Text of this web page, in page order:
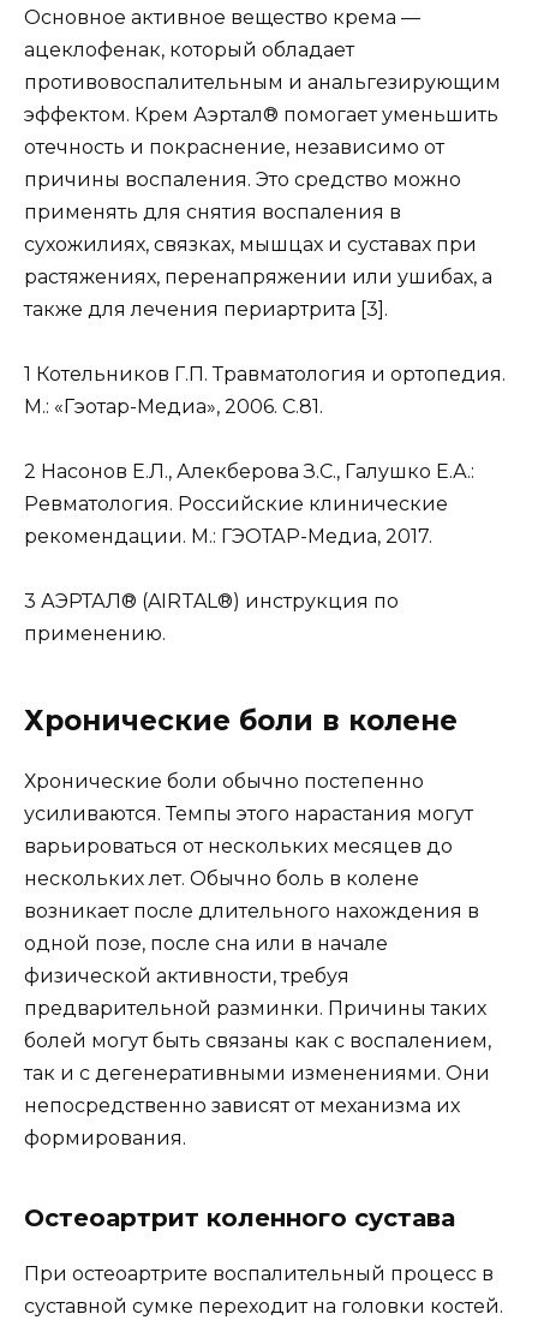
Основное активное вещество крема —
ацеклофенак, который обладает
противовоспалительным и анальгезирующим
эффектом. Крем Аэртал® помогает уменьшить
отечность и покраснение, независимо от
причины воспаления. Это средство можно
применять для снятия воспаления в
сухожилиях, связках, мышцах и суставах при
растяжениях, перенапряжении или ушибах, а
также для лечения периартрита [3].
1 Котельников Г.П. Травматология и ортопедия.
М.: «Гэотар-Медиа», 2006. С.81.
2 Насонов Е.Л., Алекберова З.С., Галушко Е.А.:
Ревматология. Российские клинические
рекомендации. М.: ГЭОТАР-Медиа, 2017.
3 АЭРТАЛ® (AIRTAL®) инструкция по
применению.
Хронические боли в колене
Хронические боли обычно постепенно
усиливаются. Темпы этого нарастания могут
варьироваться от нескольких месяцев до
нескольких лет. Обычно боль в колене
возникает после длительного нахождения в
одной позе, после сна или в начале
физической активности, требуя
предварительной разминки. Причины таких
болей могут быть связаны как с воспалением,
так и с дегенеративными изменениями. Они
непосредственно зависят от механизма их
формирования.
Остеоартрит коленного сустава
При остеоартрите воспалительный процесс в
суставной сумке переходит на головки костей.